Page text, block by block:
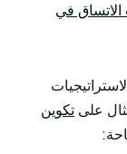
في
على تكوين